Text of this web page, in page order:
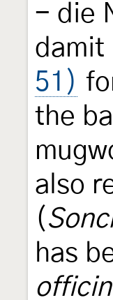
- die
damit
51)
the
also
(
has